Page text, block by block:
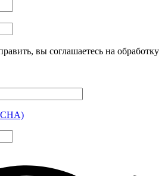
вы соглашаетесь на обработку